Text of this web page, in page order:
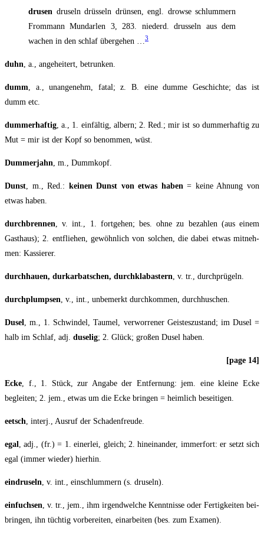
dru­sen dru­seln drüs­seln drün­sen, engl. drow­se schlum­mern
From­mann Mundar­len 3, 283. nie­derd. drus­seln aus dem
wachen in den schlaf über­ge­hen …
3
duhn , a., ange­hei­tert, betrunken.
dumm , a., unan­ge­nehm, fatal; z. B. eine dum­me Geschich­te; das ist
dumm etc.
dum­mer­haf­tig , a., 1. ein­fäl­tig, albern; 2. Red.; mir ist so dum­mer­haf­tig zu
Mut = mir ist der Kopf so benom­men, wüst.
Dum­mer­jahn , m., Dummkopf.
Dunst , m., Red.: kei­nen Dunst von etwas haben = kei­ne Ahnung von
etwas haben.
durch­bren­nen , v. int., 1. fort­ge­hen; bes. ohne zu bezah­len (aus einem
Gast­haus); 2. ent­flie­hen, gewöhn­lich von sol­chen, die dabei etwas mit­neh­
men: Kassierer.
durch­hau­en, dur­kar­bat­schen, durch­kla­bas­tern , v. tr., durchprügeln.
durch­plump­sen , v., int., unbe­merkt durch­kom­men, durchhuschen.
Dusel , m., 1. Schwin­del, Tau­mel, ver­wor­re­ner Geis­tes­zu­stand; im Dusel =
halb im Schlaf, adj. duse­lig; 2. Glück; gro­ßen Dusel haben.
[page 14]
Ecke , f., 1. Stück, zur Anga­be der Ent­fer­nung: jem. eine klei­ne Ecke
beglei­ten; 2. jem., etwas um die Ecke brin­gen = heim­lich beseitigen.
eetsch , interj., Aus­ruf der Schadenfreude.
egal , adj., (fr.) = 1. einer­lei, gleich; 2. hin­ein­an­der, immer­fort: er setzt sich
egal (immer wie­der) hierhin.
ein­dru­seln , v. int., ein­schlum­mern (s. druseln).
ein­fuch­sen , v. tr., jem., ihm irgend­wel­che Kennt­nis­se oder Fer­tig­kei­ten bei­
brin­gen, ihn tüch­tig vor­be­rei­ten, ein­ar­bei­ten (bes. zum Examen).